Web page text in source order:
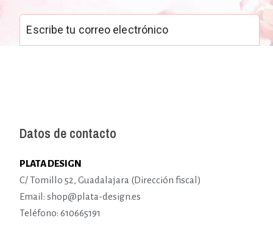
Datos de contacto
PLATA DESIGN
C/ Tomillo 52, Guadalajara (Dirección fiscal)
Email: shop@plata-design.es
Teléfono: 610665191